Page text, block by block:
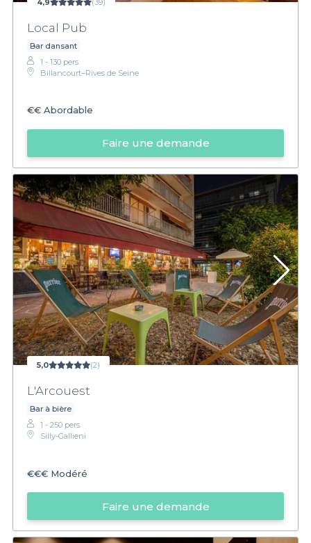
Local Pub
Bar dansant
1 - 130 pers.
Billancourt–Rives de Seine
€€ Abordable
Faire une demande
5,0 (2)
L'Arcouest
Bar à bière
1 - 250 pers.
Silly-Gallieni
€€€ Modéré
Faire une demande